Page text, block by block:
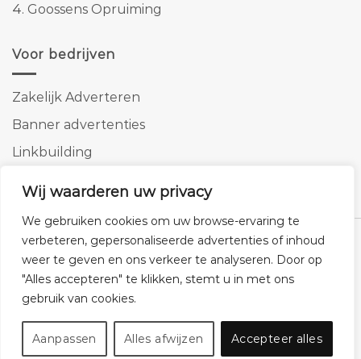
Wij waarderen uw privacy
We gebruiken cookies om uw browse-ervaring te
verbeteren, gepersonaliseerde advertenties of inhoud
weer te geven en ons verkeer te analyseren. Door op
"Alles accepteren" te klikken, stemt u in met ons
gebruik van cookies.
Aanpassen Alles afwijzen Accepteer alles
4. Goossens Opruiming
Voor bedrijven
Zakelijk Adverteren
Banner advertenties
Linkbuilding
Klantenservice Cookies Privacybeleid Disclaimer
© 2026 -